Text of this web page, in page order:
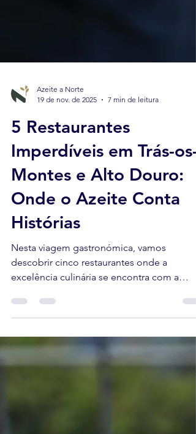
Azeite a Norte
5 Restaurantes
Imperdíveis em Trás-os-
Montes e Alto Douro:
Onde o Azeite Conta
Histórias
Nesta viagem gastronómica, vamos
descobrir cinco restaurantes onde a
excelência culinária se encontra com a